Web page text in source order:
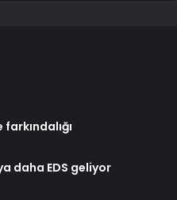
daha EDS geliyor